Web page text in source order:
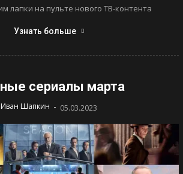
лапки на пульте нового ТВ-контента
Узнать больше
сериалы марта
Иван Шапкин - 05.03.2023